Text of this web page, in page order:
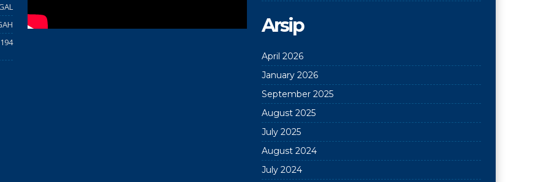
Arsip
April 2026
January 2026
September 2025
August 2025
July 2025
August 2024
July 2024